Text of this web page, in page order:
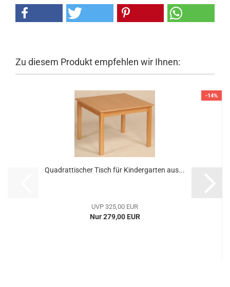
Zu diesem Produkt empfehlen wir Ihnen:
-14%
Quadrattischer Tisch für Kindergarten aus...
UVP 325,00 EUR
Nur 279,00 EUR